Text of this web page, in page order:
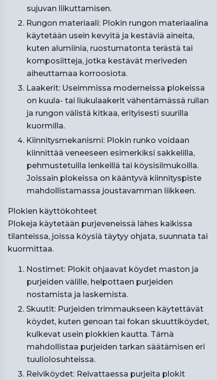
sujuvan liikuttamisen.
Rungon materiaali: Plokin rungon materiaalina
käytetään usein kevyitä ja kestäviä aineita,
kuten alumiinia, ruostumatonta terästä tai
komposiitteja, jotka kestävät meriveden
aiheuttamaa korroosiota.
Laakerit: Useimmissa moderneissa plokeissa
on kuula- tai liukulaakerit vähentämässä rullan
ja rungon välistä kitkaa, erityisesti suurilla
kuormilla.
Kiinnitysmekanismi: Plokin runko voidaan
kiinnittää veneeseen esimerkiksi sakkelilla,
pehmustetuilla lenkeillä tai köysisilmukoilla.
Joissain plokeissa on kääntyvä kiinnityspiste
mahdollistamassa joustavamman liikkeen.
Plokien käyttökohteet
Plokeja käytetään purjeveneissä lähes kaikissa
tilanteissa, joissa köysiä täytyy ohjata, suunnata tai
kuormittaa.
Nostimet: Plokit ohjaavat köydet maston ja
purjeiden välille, helpottaen purjeiden
nostamista ja laskemista.
Skuutit: Purjeiden trimmaukseen käytettävät
köydet, kuten genoan tai fokan skuuttiköydet,
kulkevat usein plokkien kautta. Tämä
mahdollistaa purjeiden tarkan säätämisen eri
tuuliolosuhteissa.
Reiviköydet: Reivattaessa purjeita plokit